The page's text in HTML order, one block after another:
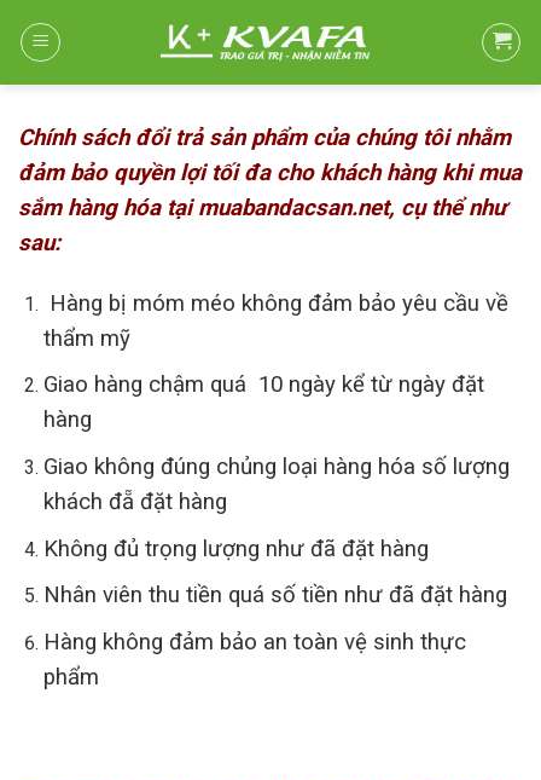
Chính sách đổi trả sản phẩm của chúng tôi nhằm
đảm bảo quyền lợi tối đa cho khách hàng khi mua
sắm hàng hóa tại muabandacsan.net, cụ thể như
sau:
Hàng bị móm méo không đảm bảo yêu cầu về
thẩm mỹ
Giao hàng chậm quá 10 ngày kể từ ngày đặt
hàng
Giao không đúng chủng loại hàng hóa số lượng
khách đẵ đặt hàng
Không đủ trọng lượng như đã đặt hàng
Nhân viên thu tiền quá số tiền như đã đặt hàng
Hàng không đảm bảo an toàn vệ sinh thực
phẩm